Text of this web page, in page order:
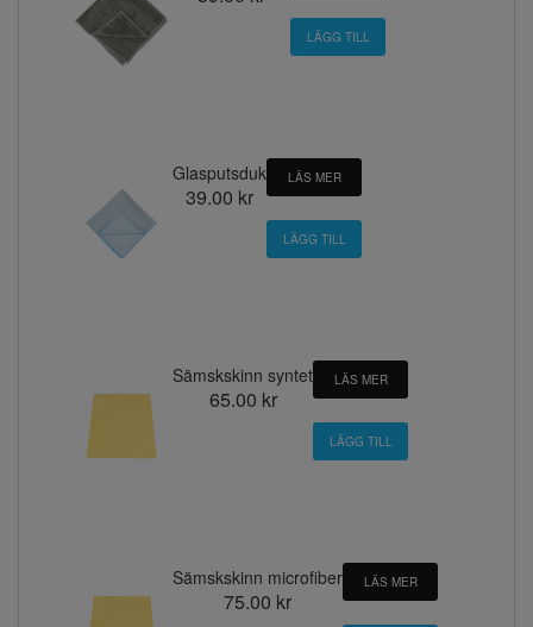
Glasputsduk
39.00 kr
LÄS MER
Sämskskinn syntet
65.00 kr
LÄS MER
Sämskskinn microfiber
75.00 kr
LÄS MER